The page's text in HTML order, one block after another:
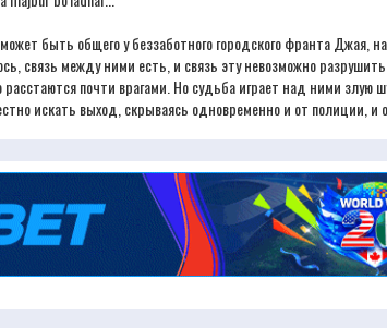
быть общего у беззаботного городского франта Джая,
связь между ними есть, и связь эту невозможно
расстаются почти врагами. Но судьба играет над ними
искать выход, скрываясь одновременно и от полиции, и